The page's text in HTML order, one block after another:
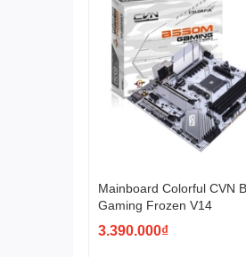
Mainboard Colorful CVN
Gaming Frozen V14
3.390.000₫